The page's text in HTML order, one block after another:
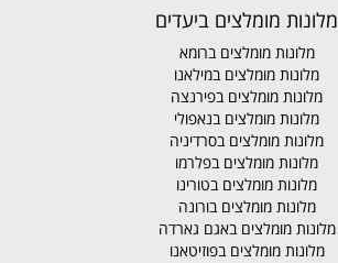
מלונות מומלצים ביעדים
מלונות מומלצים ברומא
מלונות מומלצים במילאנו
מלונות מומלצים בפירנצה
מלונות מומלצים בנאפולי
מלונות מומלצים בסרדיניה
מלונות מומלצים בפלרמו
מלונות מומלצים בטורינו
מלונות מומלצים בורונה
מלונות מומלצים באגם גארדה
מלונות מומלצים בפוזיטאנו